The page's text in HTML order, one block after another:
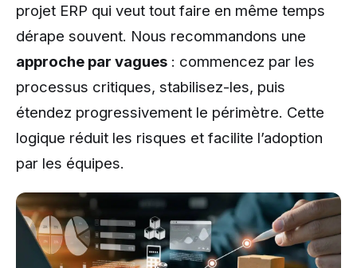
projet ERP qui veut tout faire en même temps
dérape souvent. Nous recommandons une
approche par vagues : commencez par les
processus critiques, stabilisez-les, puis
étendez progressivement le périmètre. Cette
logique réduit les risques et facilite l’adoption
par les équipes.